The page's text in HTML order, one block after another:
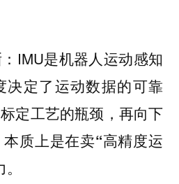
IMU是机器人运动感知
决定了运动数据的可靠
定工艺的瓶颈，再向下
本质上是在卖“高精度运